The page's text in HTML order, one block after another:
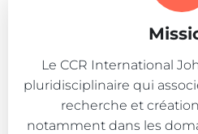
Le CCR International
pluridisciplinaire qui
recherche et
notamment dans les